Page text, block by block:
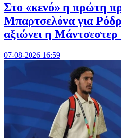
Στο «κενό» η πρώτη
Μπαρτσελόνα για
αξιώνει η Μάντσεστερ
07-08-2026 16:59